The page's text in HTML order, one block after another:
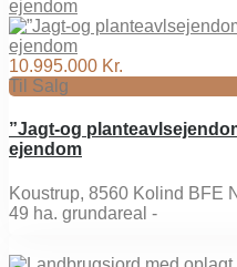
10.995.000 Kr.
Til Salg
”Jagt-og
ejendom
Koustrup, 8560 Kolind BFE
49 ha. grundareal -